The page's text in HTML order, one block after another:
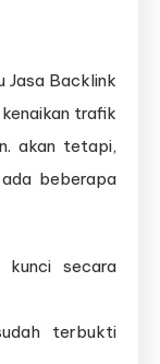
Jasa Backlink
trafik
akan tetapi,
beberapa
kunci secara
terbukti